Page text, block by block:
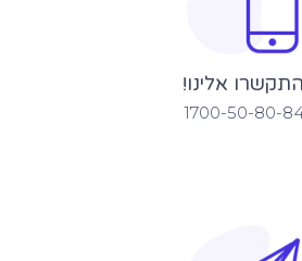
התקשרו אלינו!
1700-50-80-